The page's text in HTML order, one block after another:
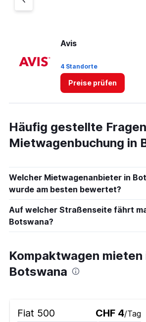
Avis
4 Standorte
Preise prüfen
Häufig gestellte
Mietwagenbuchung in
Welcher Mietwagenanbieter in
wurde am besten bewertet?
Auf welcher Straßenseite fährt
Botswana?
Kompaktwagen mieten
Botswana
Fiat 500 CHF 4/Tag